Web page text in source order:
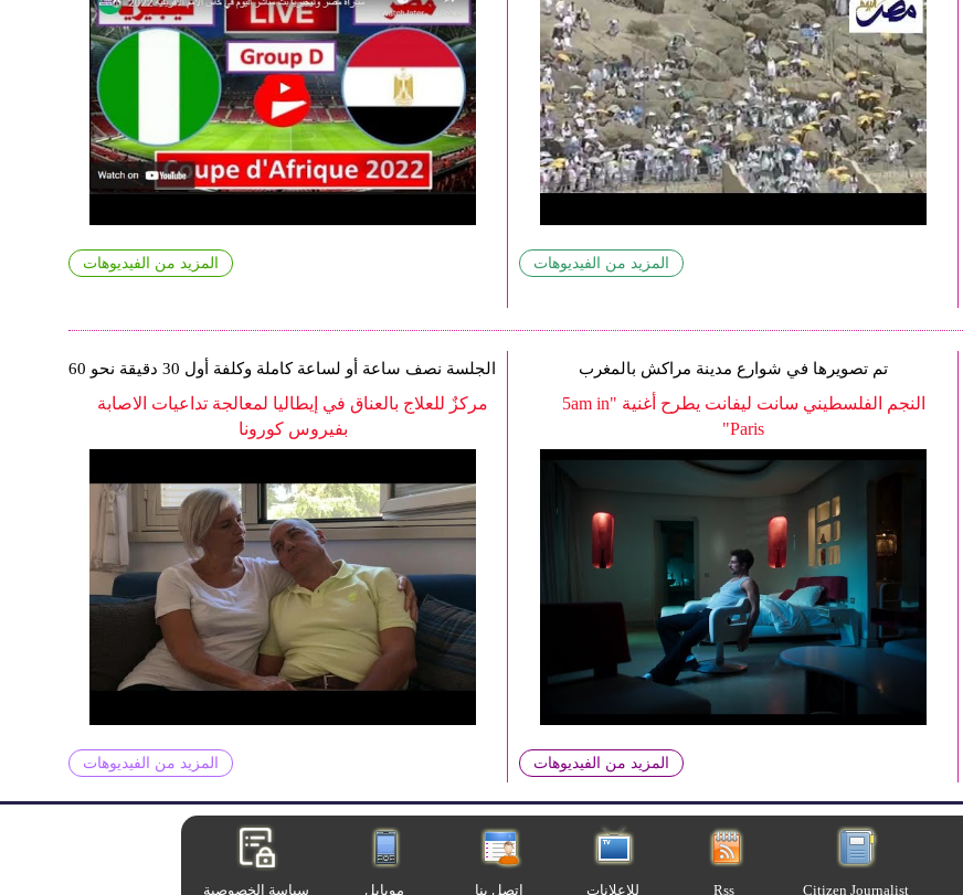
المزيد من الفيديوهات المزيد من الفيديوهات
الجلسة نصف ساعة أو لساعة كاملة وكلفة أول 30 دقيقة نحو 60
يورو
مركزٌ للعلاج بالعناق في إيطاليا لمعالجة تداعيات الاصابة
بفيروس كورونا
المزيد من الفيديوهات
تم تصويرها في شوارع مدينة مراكش بالمغرب
النجم الفلسطيني سانت ليفانت يطرح أغنية "5am in
Paris"
المزيد من الفيديوهات
سياسة الخصوصية اتصل بنا للإعلانات Rss Citizen Journalist